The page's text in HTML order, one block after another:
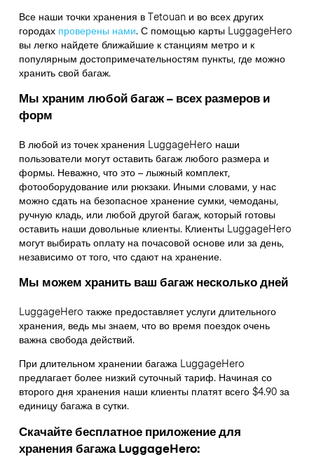
Все наши точки хранения в Tetouan и во всех других
городах проверены нами. С помощью карты LuggageHero
вы легко найдете ближайшие к станциям метро и к
популярным достопримечательностям пункты, где можно
хранить свой багаж.
Мы храним любой багаж – всех размеров и
форм
В любой из точек хранения LuggageHero наши
пользователи могут оставить багаж любого размера и
формы. Неважно, что это – лыжный комплект,
фотооборудование или рюкзаки. Иными словами, у нас
можно сдать на безопасное хранение сумки, чемоданы,
ручную кладь, или любой другой багаж, который готовы
оставить наши довольные клиенты. Клиенты LuggageHero
могут выбирать оплату на почасовой основе или за день,
независимо от того, что сдают на хранение.
Мы можем хранить ваш багаж несколько дней
LuggageHero также предоставляет услуги длительного
хранения, ведь мы знаем, что во время поездок очень
важна свобода действий.
При длительном хранении багажа LuggageHero
предлагает более низкий суточный тариф. Начиная со
второго дня хранения наши клиенты платят всего $4.90 за
единицу багажа в сутки.
Скачайте бесплатное приложение для
хранения багажа LuggageHero: